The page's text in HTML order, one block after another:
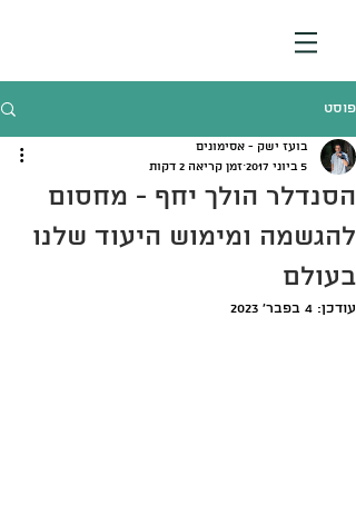
פוסט
הסנדלר הולך יחף - מחסום
להגשמה ומימוש היעוד שלנו
בעולם
בועז ישק - אסימונים
5 ביוני 2017
זמן קריאה 2 דקות
עודכן: 4 בפבר׳ 2023